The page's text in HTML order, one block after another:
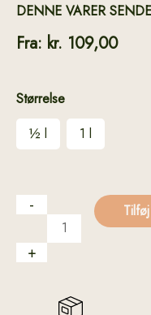
DENNE VARER
Fra: kr. 109,00
Størrelse
½ l
1 l
-
+